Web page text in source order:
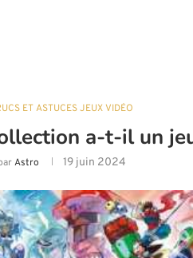
ET ASTUCES JEUX VIDÉO
a-t-il un
Astro 19 juin 2024